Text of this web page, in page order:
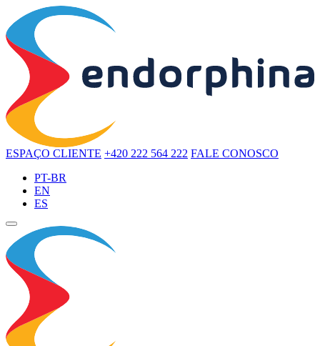
ESPAÇO CLIENTE +420 222 564 222 FALE CONOSCO
PT-BR
EN
ES